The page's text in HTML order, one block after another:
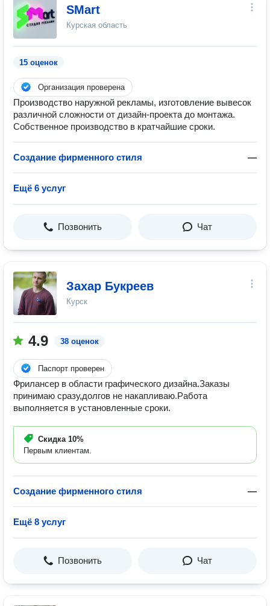
SMart
Курская область
15 оценок
Организация проверена
Производство наружной рекламы, изготовление вывесок
различной сложности от дизайн-проекта до монтажа.
Собственное производство в кратчайшие сроки.
Создание фирменного стиля —
Ещё 6 услуг
Позвонить Чат
Захар Букреев
Курск
4.9 38 оценок
Паспорт проверен
Фрилансер в области графического дизайна.Заказы
принимаю сразу,долгов не накапливаю.Работа
выполняется в установленные сроки.
Скидка 10%
Первым клиентам.
Создание фирменного стиля —
Ещё 8 услуг
Позвонить Чат